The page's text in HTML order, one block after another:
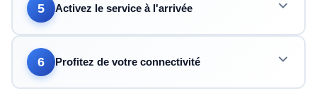
5 Activez le service à l'arrivée
6 Profitez de votre connectivité